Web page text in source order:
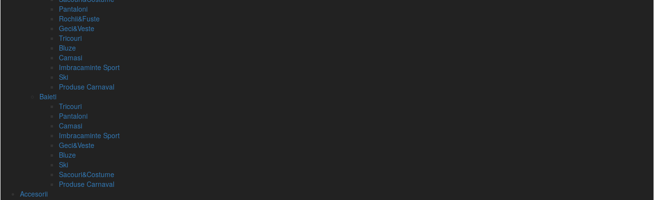
Pantaloni
Rochii&Fuste
Geci&Veste
Tricouri
Bluze
Camasi
Imbracaminte Sport
Ski
Produse Carnaval
Baieti
Tricouri
Pantaloni
Camasi
Imbracaminte Sport
Geci&Veste
Bluze
Ski
Sacouri&Costume
Produse Carnaval
Accesorii